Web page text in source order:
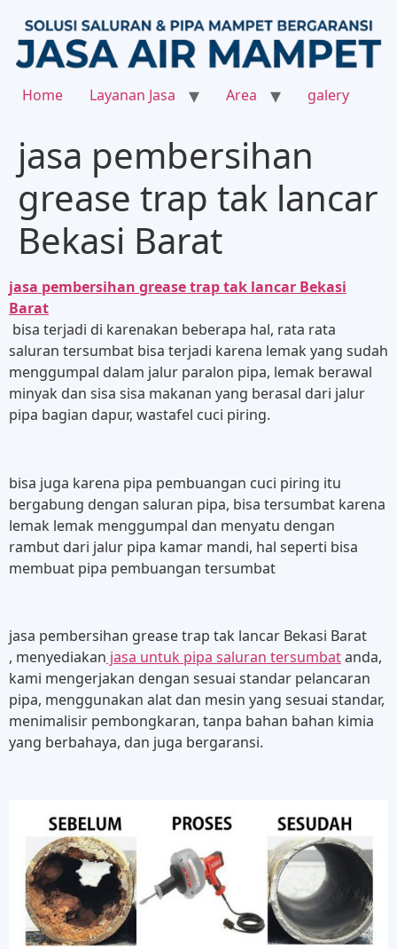
Home Layanan Jasa Area galery
jasa pembersihan
grease trap tak lancar
Bekasi Barat
jasa pembersihan grease trap tak lancar Bekasi
Barat
bisa terjadi di karenakan beberapa hal, rata rata
saluran tersumbat bisa terjadi karena lemak yang sudah
menggumpal dalam jalur paralon pipa, lemak berawal
minyak dan sisa sisa makanan yang berasal dari jalur
pipa bagian dapur, wastafel cuci piring.
bisa juga karena pipa pembuangan cuci piring itu
bergabung dengan saluran pipa, bisa tersumbat karena
lemak lemak menggumpal dan menyatu dengan
rambut dari jalur pipa kamar mandi, hal seperti bisa
membuat pipa pembuangan tersumbat
jasa pembersihan grease trap tak lancar Bekasi Barat
, menyediakan jasa untuk pipa saluran tersumbatanda,
kami mengerjakan dengan sesuai standar pelancaran
pipa, menggunakan alat dan mesin yang sesuai standar,
menimalisir pembongkaran, tanpa bahan bahan kimia
yang berbahaya, dan juga bergaransi.